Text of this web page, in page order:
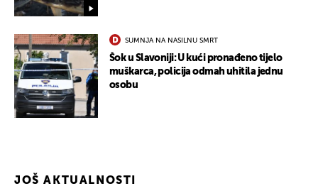
SUMNJA NA NASILNU SMRT
Šok u Slavoniji: U kući pronađeno tijelo
muškarca, policija odmah uhitila jednu
osobu
JOŠ AKTUALNOSTI
UKLJUČITE NOTIFIKACIJE